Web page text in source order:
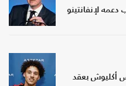
دعمه لإنفانتينو
أكليوش بعقد